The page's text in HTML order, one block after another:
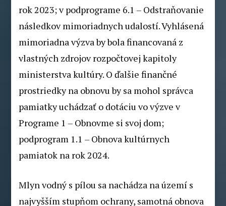
rok 2023; v podprograme 6.1 – Odstraňovanie
následkov mimoriadnych udalostí. Vyhlásená
mimoriadna výzva by bola financovaná z
vlastných zdrojov rozpočtovej kapitoly
ministerstva kultúry. O ďalšie finančné
prostriedky na obnovu by sa mohol správca
pamiatky uchádzať o dotáciu vo výzve v
Programe 1 – Obnovme si svoj dom;
podprogram 1.1 – Obnova kultúrnych
pamiatok na rok 2024.
Mlyn vodný s pílou sa nachádza na území s
najvyšším stupňom ochrany, samotná obnova